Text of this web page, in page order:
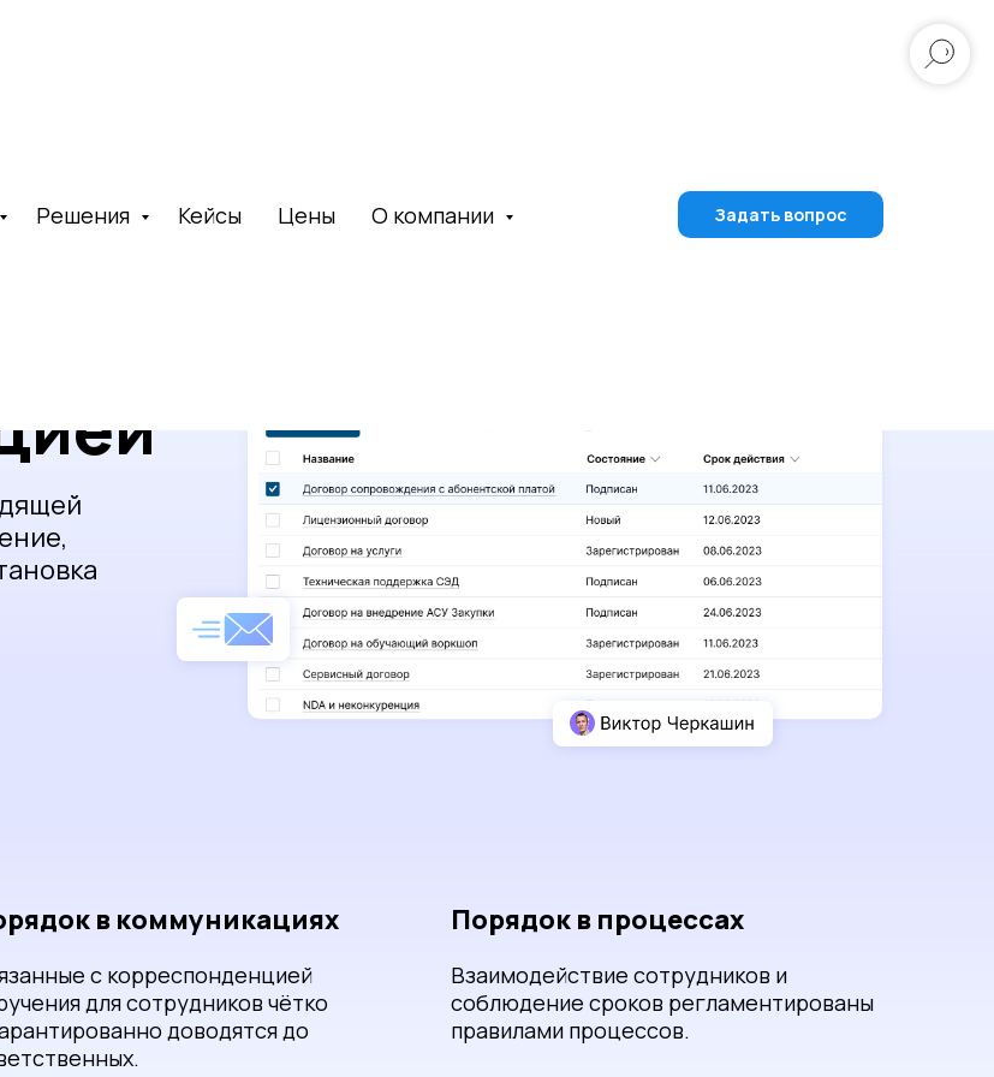
Решения Кейсы Цены О компании Задать вопрос
в коммуникациях
с корреспонденцией
для сотрудников чётко
доводятся до
Порядок в процессах
Взаимодействие сотрудников и
соблюдение сроков регламентированы
правилами процессов.